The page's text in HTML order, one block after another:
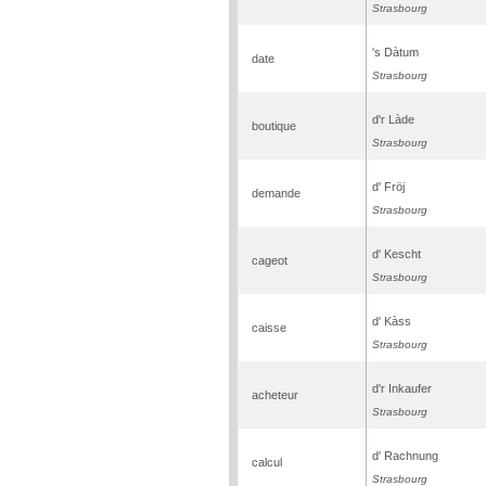
Strasbourg
date 's Dàtum
Strasbourg
boutique d'r Làde
Strasbourg
demande d' Fröj
Strasbourg
cageot d' Kescht
Strasbourg
caisse d' Kàss
Strasbourg
acheteur d'r Inkaufer
Strasbourg
calcul d' Rachnung
Strasbourg